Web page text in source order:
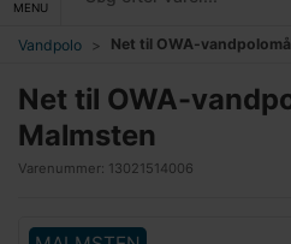
MENU
Vandpolo Net til OWA-
Net til OWA-
Malmsten
Varenummer: 13021514006